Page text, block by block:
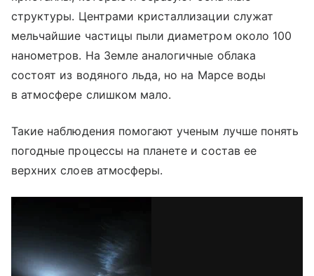
структуры. Центрами кристаллизации служат
мельчайшие частицы пыли диаметром около 100
нанометров. На Земле аналогичные облака
состоят из водяного льда, но на Марсе воды
в атмосфере слишком мало.
Такие наблюдения помогают ученым лучше понять
погодные процессы на планете и состав ее
верхних слоев атмосферы.